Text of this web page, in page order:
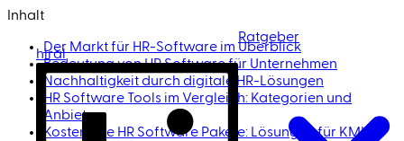
hiral
Ratgeber
Inhalt
Der Markt für HR-Software im Überblick
Bedeutung von HR Software für Unternehmen
Nachhaltigkeit durch digitale HR-Lösungen
HR Software Tools im Vergleich: Kategorien und
Anbieter
Kostenlose HR Software Pakete: Lösungen für KMU